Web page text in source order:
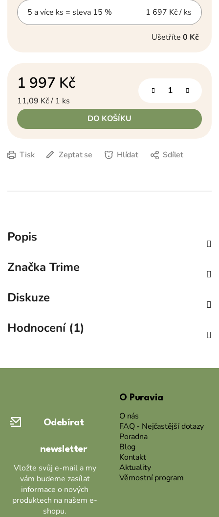
5 a více ks = sleva 15 % 1 697 Kč/ ks
Ušetříte 0 Kč
1 997 Kč
Měrná cena:
11,09 Kč / 1 ks
DO KOŠÍKU
Tisk Zeptat se Hlídat Sdílet
Popis
Značka Trime
Diskuze
Hodnocení (1)
Odebírat
newsletter
Vložte svůj e-mail a my
vám budeme zasílat
informace o nových
produktech na našem e-
shopu.
O Puravia
O nás
FAQ - Nejčastější dotazy
Poradna
Blog
Kontakt
Aktuality
Věrnostní program